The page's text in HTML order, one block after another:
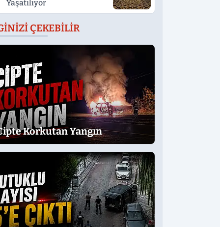
Yaşatılıyor
ÇEKEBILIR
Korkutan Yangın